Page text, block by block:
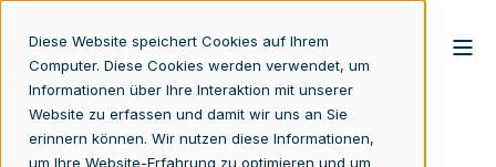
Diese Website speichert Cookies auf Ihrem
Computer. Diese Cookies werden verwendet, um
Informationen über Ihre Interaktion mit unserer
Website zu erfassen und damit wir uns an Sie
erinnern können. Wir nutzen diese Informationen,
um Ihre Website-Erfahrung zu optimieren und um